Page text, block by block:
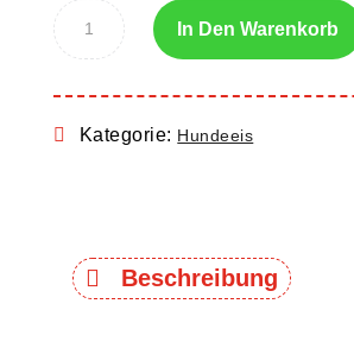
In Den Warenkorb
Kategorie: Hundeeis
Beschreibung